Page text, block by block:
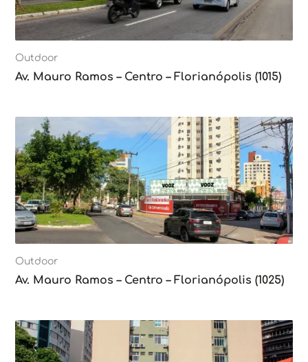
Outdoor
Av. Mauro Ramos – Centro – Florianópolis (1015)
Outdoor
Av. Mauro Ramos – Centro – Florianópolis (1025)